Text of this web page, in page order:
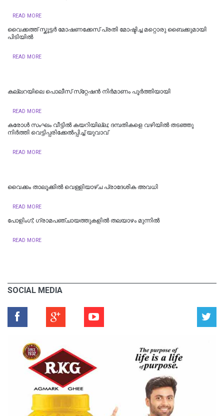
READ MORE
വൈക്കത്ത് സ്കൂട്ടർ മോഷണക്കേസ് പ്രതി മോഷ്ടിച്ച മറ്റൊരു ബൈക്കുമായി
പിടിയിൽ
READ MORE
കല്ലറയിലെ പൊലീസ് സ്‌റ്റേഷൻ നിർമാണം പൂർത്തിയായി
READ MORE
കരോൾ സംഘം വീട്ടിൽ കയറിയില്ല; ദമ്പതികളെ വഴിയില്‍ തടഞ്ഞു
നിര്‍ത്തി വെട്ടിപ്പരിക്കേല്‍പ്പിച്ച്‌ യുവാവ്
READ MORE
വൈക്കം താലൂക്കില്‍ വെള്ളിയാഴ്ച പ്രാദേശിക അവധി
READ MORE
പോളിംഗ്; ഗ്രാമപഞ്ചായത്തുകളിൽ തലയാഴം മുന്നിൽ
READ MORE
SOCIAL MEDIA